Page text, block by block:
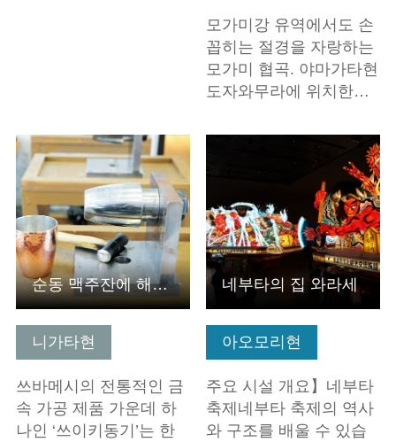
모가미강 유역에서도 손
꼽히는 절경을 자랑하는
모가미 협곡. 야마가타현
도자와무라에 위치한…
니가타현
쓰바메시의 전통적인 금
속 가공 제품 가운데 하
나인 ‘쓰이키동기’는 한
기본정보 보기
순동 맥주잔에 해머 패턴 내기 등 만들기 체험 쓰바메시에서 …
아오모리현
주요 시설 개요】네부타
축제네부타 축제의 역사
와 구조를 배울 수 있습
기본정보 보기
네부타의 집 와라세